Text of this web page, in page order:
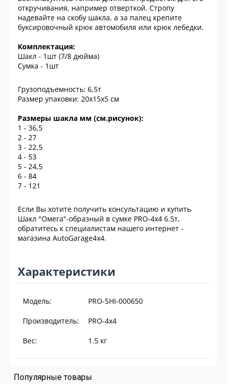
откручивания, например отверткой. Стропу
надевайте на скобу шакла, а за палец крепите
буксировочный крюк автомобиля или крюк лебедки.
Комплектация:
Шакл - 1шт (7/8 дюйма)
Сумка - 1шт
Грузоподъемность: 6,5т
Размер упаковки: 20х15х5 см
Размеры шакла мм (см.рисунок):
1 - 36,5
2 - 27
3 - 22,5
4 - 53
5 - 24,5
6 - 84
7 - 121
Если Вы хотите получить консультацию и купить
Шакл "Омега"-образный в сумке PRO-4x4 6.5т,
обратитесь к специалистам нашего интернет -
магазина AutoGarage4x4.
Характеристики
Модель: PRO-SHI-000650
Производитель: PRO-4x4
Вес: 1.5 кг
Популярные товары